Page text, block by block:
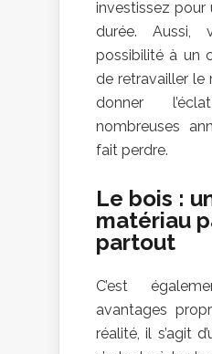
investissez pour
durée. Aussi,
possibilité à un
de retravailler le
donner
nombreuses
fait perdre.
Le bois :
matériau
partout
C’est
avantages
réalité, il s’agit